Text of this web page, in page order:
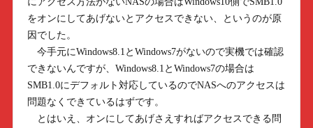
をオンにしてあげないとアクセスできない、というのが原
因でした。
今手元にWindows8.1とWindows7がないので実機では確認
できないんですが、Windows8.1とWindows7の場合は
SMB1.0にデフォルト対応しているのでNASへのアクセスは
問題なくできているはずです。
とはいえ、オンにしてあげさえすればアクセスできる問